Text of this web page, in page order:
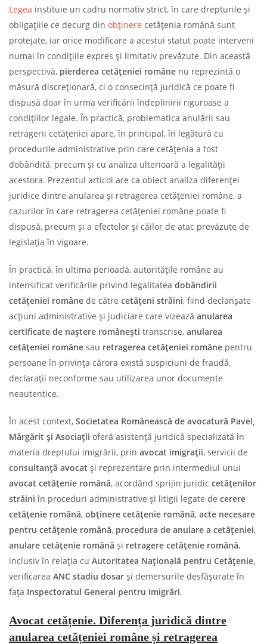
Legea instituie un cadru normativ strict, în care drepturile și
obligațiile ce decurg din obținere cetățenia română sunt
protejate, iar orice modificare a acestui statut poate interveni
numai în condițiile expres și limitativ prevăzute. Din această
perspectivă, pierderea cetățeniei române nu reprezintă o
măsură discreționară, ci o consecință juridică ce poate fi
dispusă doar în urma verificării îndeplinirii riguroase a
condițiilor legale. În practică, problematica anulării sau
retragerii cetățeniei apare, în principal, în legătură cu
procedurile administrative prin care cetățenia a fost
dobândită, precum și cu analiza ulterioară a legalității
acestora. Prezentul articol are ca obiect analiza diferenței
juridice dintre anularea și retragerea cetățeniei române, a
cazurilor în care retragerea cetățeniei române poate fi
dispusă, precum și a efectelor și căilor de atac prevăzute de
legislația în vigoare.
În practică, în ultima perioadă, autoritățile române au
intensificat verificările privind legalitatea dobândirii
cetățeniei române de către cetățeni străini, fiind declanșate
acțiuni administrative și judiciare care vizează anularea
certificate de naștere românești transcrise, anularea
cetățeniei române sau retragerea cetățeniei române pentru
persoane în privința cărora există suspiciuni de fraudă,
declarații neconforme sau utilizarea unor documente
neautentice.
În acest context, Societatea Românească de avocatură Pavel,
Mărgărit și Asociații oferă asistență juridică specializată în
materia dreptului imigrării, prin avocat imigrații, servicii de
consultanță avocat și reprezentare prin intermediul unui
avocat cetățenie română, acordând sprijin juridic cetățenilor
străini în proceduri administrative și litigii legate de cerere
cetățenie română, obținere cetățenie română, acte necesare
pentru cetățenie română, procedura de anulare a cetățeniei,
anulare cetățenie română și retragere cetățenie română,
inclusiv în relația cu Autoritatea Națională pentru Cetățenie,
verificarea ANC stadiu dosar și demersurile desfășurate în
fața Inspectoratul General pentru Imigrări.
Avocat cetățenie. Diferența juridică dintre
anularea cetățeniei române și retragerea